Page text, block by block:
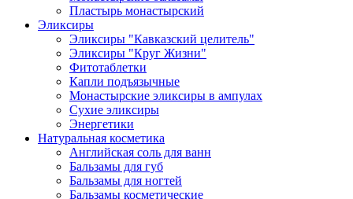
Пластырь монастырский
Эликсиры
Эликсиры "Кавказский целитель"
Эликсиры "Круг Жизни"
Фитотаблетки
Капли подъязычные
Монастырские эликсиры в ампулах
Сухие эликсиры
Энергетики
Натуральная косметика
Английская соль для ванн
Бальзамы для губ
Бальзамы для ногтей
Бальзамы косметические